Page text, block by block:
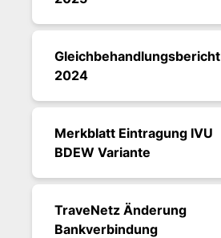
Gleichbehandlungsbericht
2024
Merkblatt Eintragung IVU
BDEW Variante
TraveNetz Änderung
Bankverbindung